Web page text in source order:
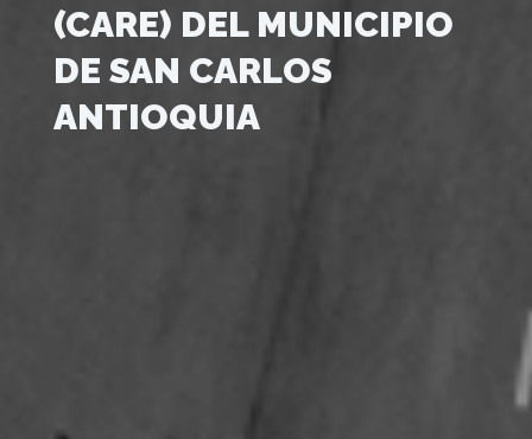
(CARE) DEL MUNICIPIO
DE SAN CARLOS
ANTIOQUIA